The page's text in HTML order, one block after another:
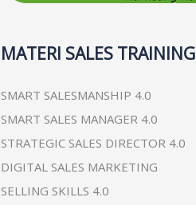
MATERI SALES TRAINING
SMART SALESMANSHIP 4.0
SMART SALES MANAGER 4.0
STRATEGIC SALES DIRECTOR 4.0
DIGITAL SALES MARKETING
SELLING SKILLS 4.0